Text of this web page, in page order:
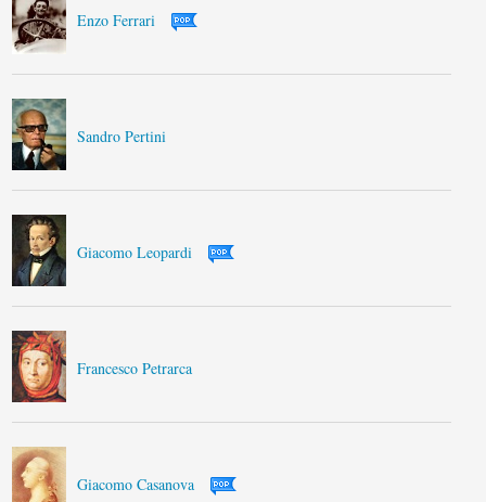
Enzo Ferrari
Sandro Pertini
Giacomo Leopardi
Francesco Petrarca
Giacomo Casanova